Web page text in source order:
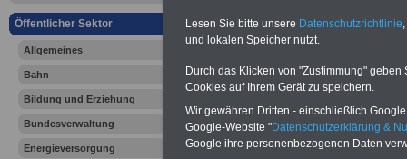
Öffentlicher Sektor
Allgemeines
Bahn
Bildung und Erziehung
Bundesverwaltung
Energieversorgung
öffentlichen Dienst
Vergleichen und sparen:
-Krankenzusatzversicherung -
Online-Vergleich Gesetzliche
Zahnzusatzversicherung-
Lesen Sie bitte unsere Datenschutzrichtlinie
und lokalen Speicher nutzt.
Durch das Klicken von "Zustimmung"
Cookies auf Ihrem Gerät zu speichern.
Wir gewähren Dritten - einschließlich
Google-Website "Datenschutzerklärung &
Google ihre personenbezogenen Daten